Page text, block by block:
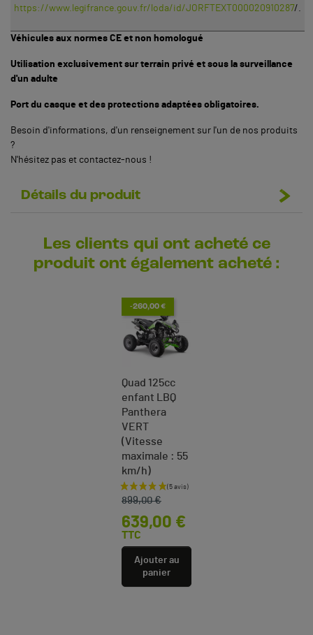
https://www.legifrance.gouv.fr/loda/id/JORFTEXT000020910287/.
Véhicules aux normes CE et non homologué
Utilisation exclusivement sur terrain privé et sous la surveillance
d'un adulte
Port du casque et des protections adaptées obligatoires.
Besoin d'informations, d'un renseignement sur l'un de nos produits
?
N'hésitez pas et contactez-nous !
Détails du produit
Les clients qui ont acheté ce
produit ont également acheté :
-260,00 €
Quad 125cc
enfant LBQ
Panthera
VERT
(Vitesse
maximale : 55
km/h)
Prix de base
899,00 €
Prix
639,00 €
TTC
Ajouter au
panier